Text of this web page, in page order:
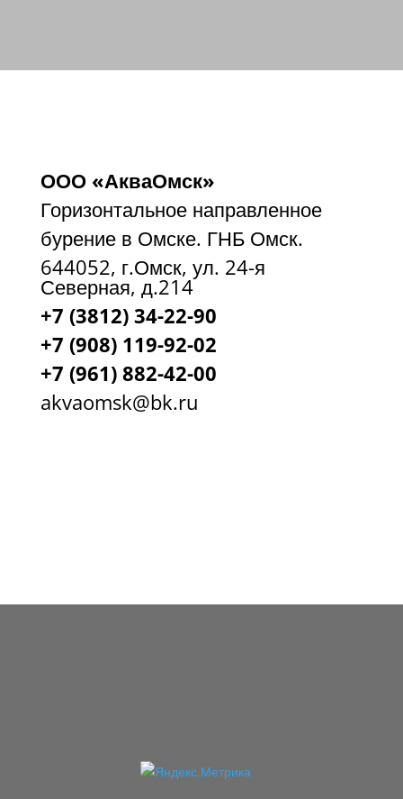
ООО «АкваОмск»
Горизонтальное направленное
бурение в Омске. ГНБ Омск.
644052, г.Омск, ул. 24-я
Северная, д.214
+7 (3812) 34-22-90
+7 (908) 119-92-02
+7 (961) 882-42-00
akvaomsk@bk.ru